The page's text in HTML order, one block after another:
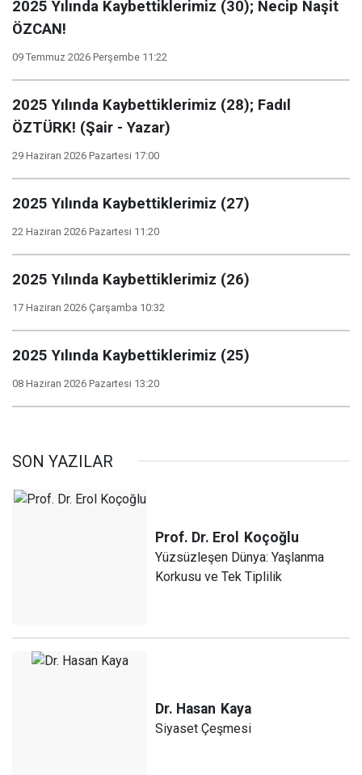
2025 Yılında Kaybettiklerimiz (30); Necip Naşit
ÖZCAN!
09 Temmuz 2026 Perşembe 11:22
2025 Yılında Kaybettiklerimiz (28); Fadıl
ÖZTÜRK! (Şair - Yazar)
29 Haziran 2026 Pazartesi 17:00
2025 Yılında Kaybettiklerimiz (27)
22 Haziran 2026 Pazartesi 11:20
2025 Yılında Kaybettiklerimiz (26)
17 Haziran 2026 Çarşamba 10:32
2025 Yılında Kaybettiklerimiz (25)
08 Haziran 2026 Pazartesi 13:20
SON YAZILAR
Prof. Dr. Erol Koçoğlu
Yüzsüzleşen Dünya: Yaşlanma
Korkusu ve Tek Tiplilik
Dr. Hasan Kaya
Siyaset Çeşmesi